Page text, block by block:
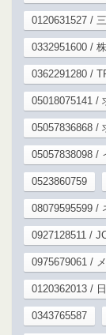
0120631527 /
0332951600 /
0362291280 /
05018075141 /
05057836868 /
05057838098 /
0523860759
08079595599 /
0927128511 /
0975679061 /
0120362013 /
0343765587